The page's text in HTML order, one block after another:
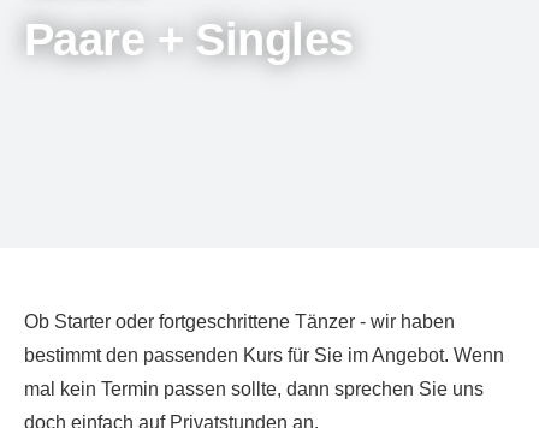
Paare + Singles
Ob Starter oder fortgeschrittene Tänzer - wir haben
bestimmt den passenden Kurs für Sie im Angebot. Wenn
mal kein Termin passen sollte, dann sprechen Sie uns
doch einfach auf Privatstunden an.